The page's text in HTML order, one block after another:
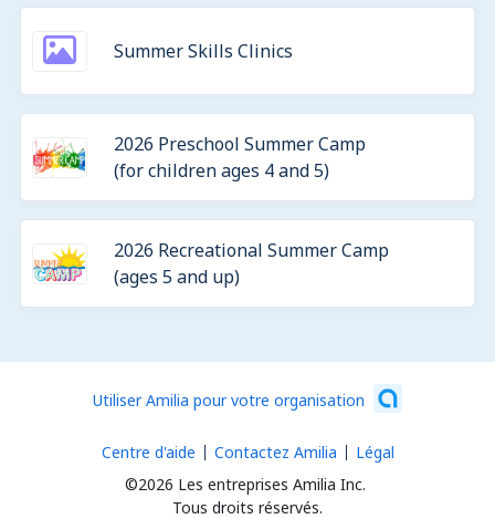
Summer Skills Clinics
2026 Preschool Summer Camp
(for children ages 4 and 5)
2026 Recreational Summer Camp
(ages 5 and up)
Utiliser Amilia pour votre organisation
©2026 Les entreprises Amilia Inc.
Tous droits réservés.
Centre d'aide Contactez Amilia Légal